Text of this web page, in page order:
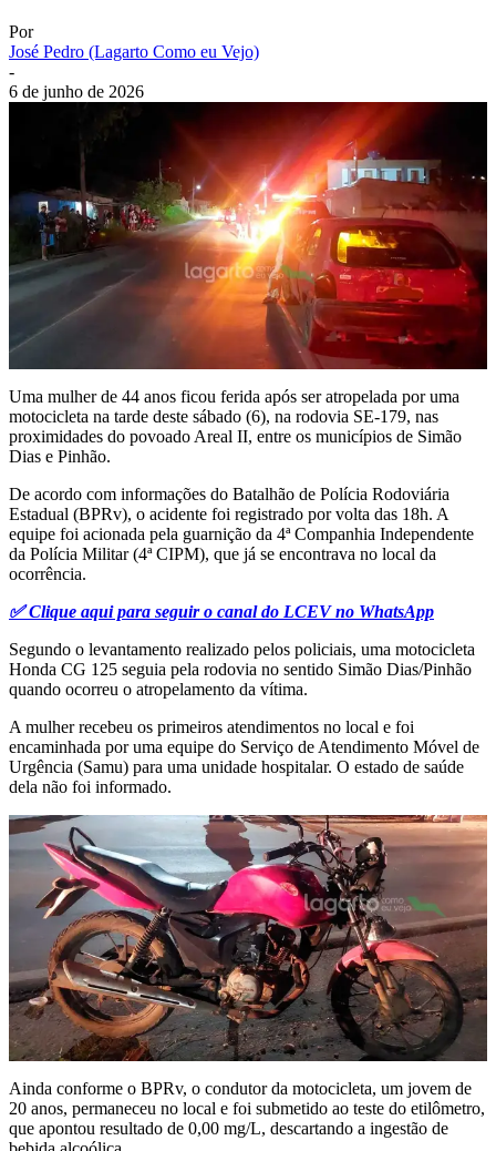
Por
José Pedro (Lagarto Como eu Vejo)
-
6 de junho de 2026
Uma mulher de 44 anos ficou ferida após ser atropelada por uma
motocicleta na tarde deste sábado (6), na rodovia SE-179, nas
proximidades do povoado Areal II, entre os municípios de Simão
Dias e Pinhão.
De acordo com informações do Batalhão de Polícia Rodoviária
Estadual (BPRv), o acidente foi registrado por volta das 18h. A
equipe foi acionada pela guarnição da 4ª Companhia Independente
da Polícia Militar (4ª CIPM), que já se encontrava no local da
ocorrência.
✅ Clique aqui para seguir o canal do LCEV no WhatsApp
Segundo o levantamento realizado pelos policiais, uma motocicleta
Honda CG 125 seguia pela rodovia no sentido Simão Dias/Pinhão
quando ocorreu o atropelamento da vítima.
A mulher recebeu os primeiros atendimentos no local e foi
encaminhada por uma equipe do Serviço de Atendimento Móvel de
Urgência (Samu) para uma unidade hospitalar. O estado de saúde
dela não foi informado.
Ainda conforme o BPRv, o condutor da motocicleta, um jovem de
20 anos, permaneceu no local e foi submetido ao teste do etilômetro,
que apontou resultado de 0,00 mg/L, descartando a ingestão de